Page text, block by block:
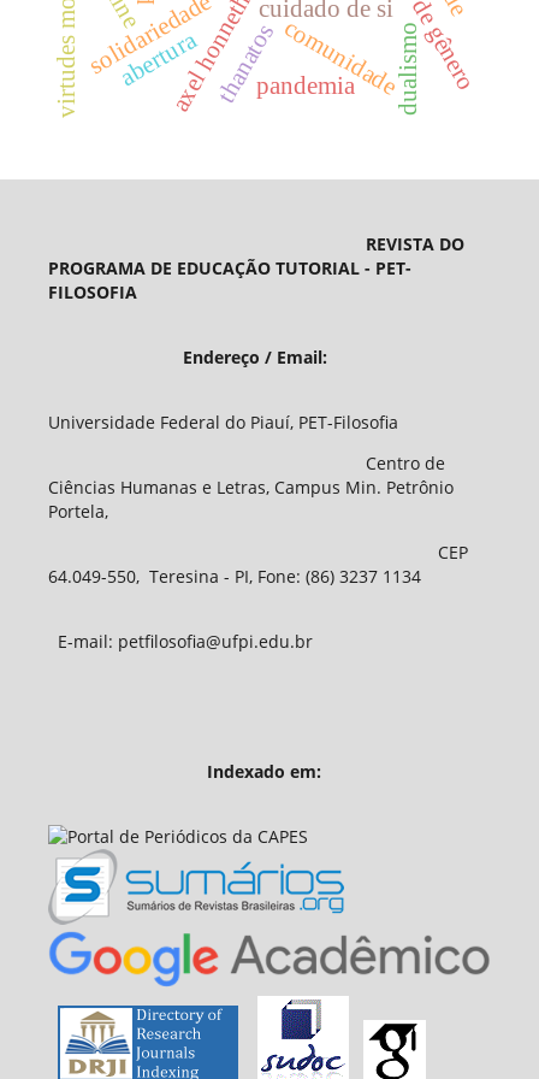
cuidado de si
axel honneth
solidariedade comunidade
virtudes morais dualismo
thanatospandemia
abertura
REVISTA DO
PROGRAMA DE EDUCAÇÃO TUTORIAL - PET-
FILOSOFIA
Endereço / Email:
Universidade Federal do Piauí, PET-Filosofia
Centro de
Ciências Humanas e Letras, Campus Min. Petrônio
Portela,
CEP
64.049-550, Teresina - PI, Fone: (86) 3237 1134
E-mail: petfilosofia@ufpi.edu.br
Indexado em: